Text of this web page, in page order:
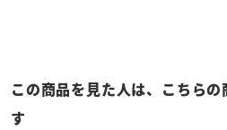
この商品を見た人は、こちら
す